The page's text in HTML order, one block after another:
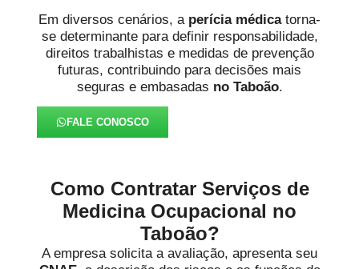
Em diversos cenários, a perícia médicatorna-
se determinante para definir responsabilidade,
direitos trabalhistas e medidas de prevenção
futuras, contribuindo para decisões mais
seguras e embasadas no Taboão.
FALE CONOSCO
Como Contratar Serviços de
Medicina Ocupacional no
Taboão?
A empresa solicita a avaliação, apresenta seu